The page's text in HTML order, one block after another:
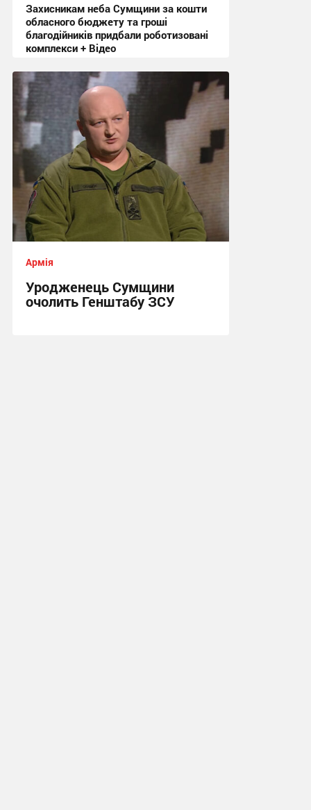
Захисникам неба Сумщини за кошти
обласного бюджету та гроші
благодійників придбали роботизовані
комплекси + Відео
21:36, 31.07.2026
Армія
Уродженець Сумщини
очолить Генштабу ЗСУ